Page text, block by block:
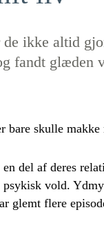
ikke altid
fandt glæden
bare skulle makke
del af deres
psykisk vold.
glemt flere